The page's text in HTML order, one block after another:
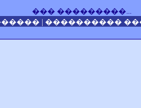
��� ���������...
| ����������